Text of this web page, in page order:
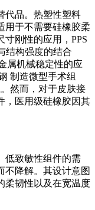
品。 热塑性塑料
用于不需要硅橡胶柔
刚性的应用， PPS
结构强度的结合
属机械稳定性的应
制造微型手术组
然而，对于皮肤接
，医用级硅橡胶因其
低致敏性组件的需
不降解。其设计意图
柔韧性以及在宽温度